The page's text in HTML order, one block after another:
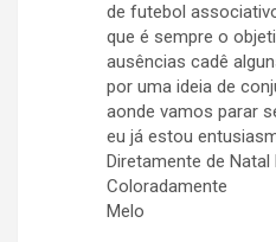
de futebol
que é sempre o
ausências cadê
por uma ideia de
aonde vamos parar
eu já estou
Diretamente de Natal
Coloradamente
Melo